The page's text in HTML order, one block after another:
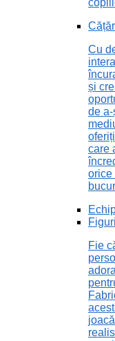
Cu
și
de
care
orice
Fie